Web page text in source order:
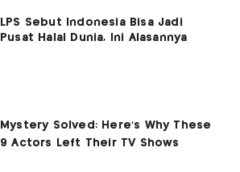
LPS Sebut Indonesia Bisa Jadi
Pusat Halal Dunia, Ini Alasannya